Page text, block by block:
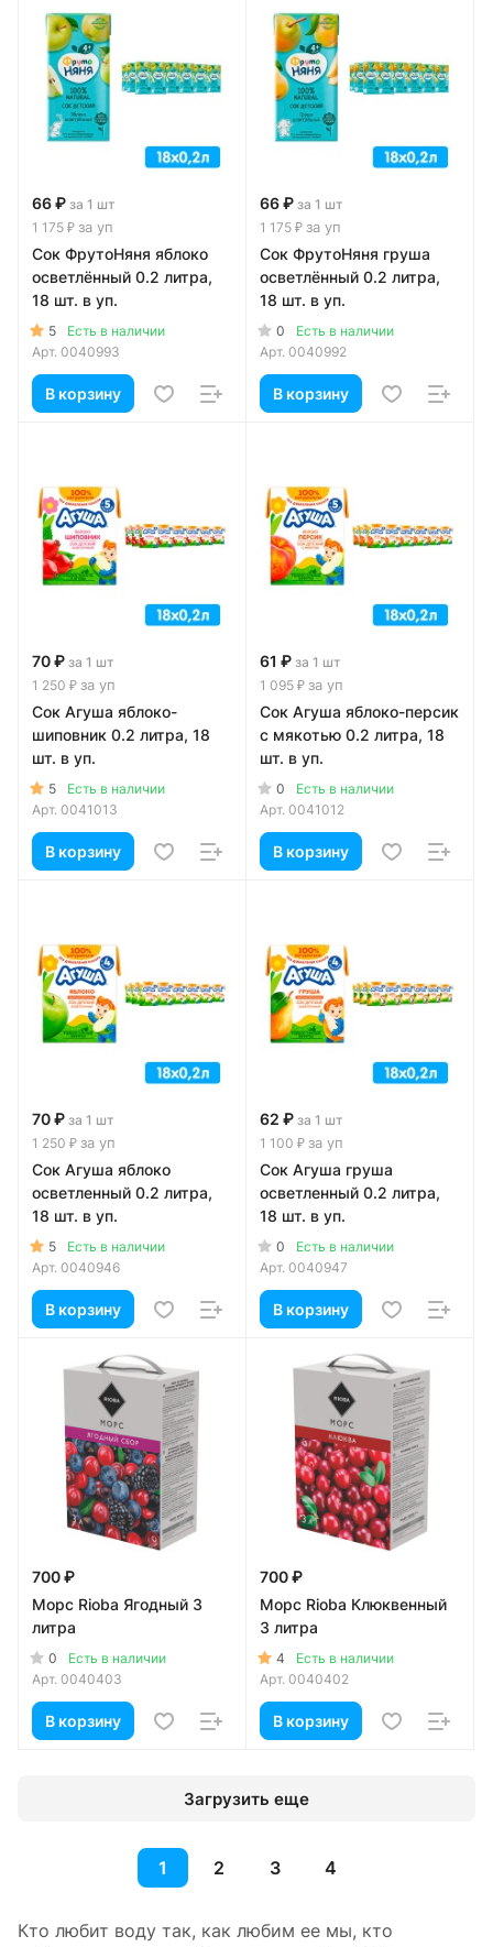
66 ₽ за 1 шт
1 175 ₽ за уп
Сок ФрутоНяня яблоко
осветлённый 0.2 литра,
18 шт. в уп.
5
Есть в наличии
Арт. 0040993
В корзину
66 ₽ за 1 шт
1 175 ₽ за уп
Сок ФрутоНяня груша
осветлённый 0.2 литра,
18 шт. в уп.
0
Есть в наличии
Арт. 0040992
В корзину
70 ₽ за 1 шт
1 250 ₽ за уп
Сок Агуша яблоко-
шиповник 0.2 литра, 18
шт. в уп.
5
Есть в наличии
Арт. 0041013
В корзину
61 ₽ за 1 шт
1 095 ₽ за уп
Сок Агуша яблоко-персик
с мякотью 0.2 литра, 18
шт. в уп.
0
Есть в наличии
Арт. 0041012
В корзину
70 ₽ за 1 шт
1 250 ₽ за уп
Сок Агуша яблоко
осветленный 0.2 литра,
18 шт. в уп.
5
Есть в наличии
Арт. 0040946
В корзину
62 ₽ за 1 шт
1 100 ₽ за уп
Сок Агуша груша
осветленный 0.2 литра,
18 шт. в уп.
0
Есть в наличии
Арт. 0040947
В корзину
700 ₽
Морс Rioba Ягодный 3
литра
0
Есть в наличии
Арт. 0040403
В корзину
700 ₽
Морс Rioba Клюквенный
3 литра
4
Есть в наличии
Арт. 0040402
В корзину
Загрузить еще
1 2 3 4
Кто любит воду так, как любим ее мы, кто